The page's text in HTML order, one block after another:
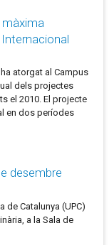
màxima
Internacional
atorgat al Campus
dels projectes
el 2010. El projecte
en dos períodes
desembre
de Catalunya (UPC)
a la Sala de